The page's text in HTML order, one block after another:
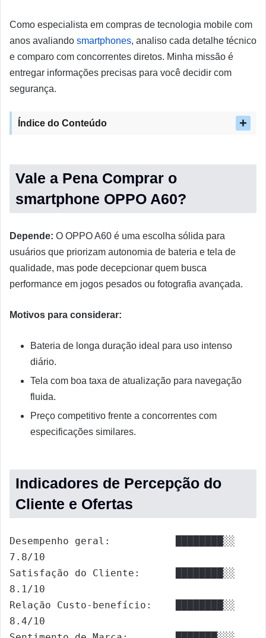
Como especialista em compras de tecnologia mobile com
anos avaliando smartphones, analiso cada detalhe técnico
e comparo com concorrentes diretos. Minha missão é
entregar informações precisas para você decidir com
segurança.
Índice do Conteúdo
Vale a Pena Comprar o
smartphone OPPO A60?
Depende: O OPPO A60 é uma escolha sólida para
usuários que priorizam autonomia de bateria e tela de
qualidade, mas pode decepcionar quem busca
performance em jogos pesados ou fotografia avançada.
Motivos para considerar:
Bateria de longa duração ideal para uso intenso
diário.
Tela com boa taxa de atualização para navegação
fluida.
Preço competitivo frente a concorrentes com
especificações similares.
Indicadores de Percepção do
Cliente e Ofertas
Desempenho geral:           ████████░░
7.8/10
Satisfação do Cliente:      ████████░░
8.1/10
Relação Custo-benefício:    ████████░░
8.4/10